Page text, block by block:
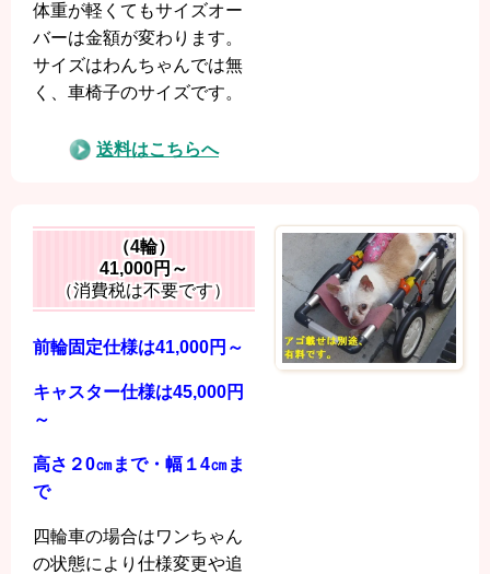
体重が軽くてもサイズオー
バーは金額が変わります。
サイズはわんちゃんでは無
く、車椅子のサイズです。
送料はこちらへ
（4輪）
41,000円 ～
（消費税は不要です）
前輪固定仕様は41,000円 ～
キャスター仕様は45,000円
～
高さ２0㎝まで・幅１4㎝ま
で
四輪車の場合はワンちゃん
の状態により 仕様変更や追